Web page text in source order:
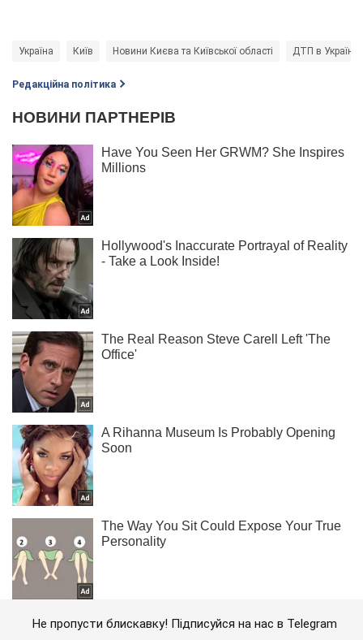
Україна Київ Новини Києва та Київської області ДТП в Україні
Редакційна політика
Не пропусти блискавку! Підписуйся на нас в Telegram